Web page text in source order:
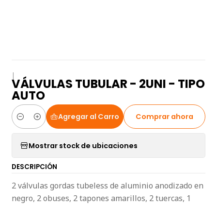
|
VÁLVULAS TUBULAR - 2UNI - TIPO
AUTO
Cantidad
Agregar al Carro Comprar ahora
Mostrar stock de ubicaciones
DESCRIPCIÓN
2 válvulas gordas tubeless de aluminio anodizado en
negro, 2 obuses, 2 tapones amarillos, 2 tuercas, 1